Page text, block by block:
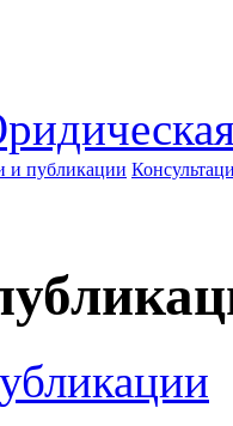
и публикации